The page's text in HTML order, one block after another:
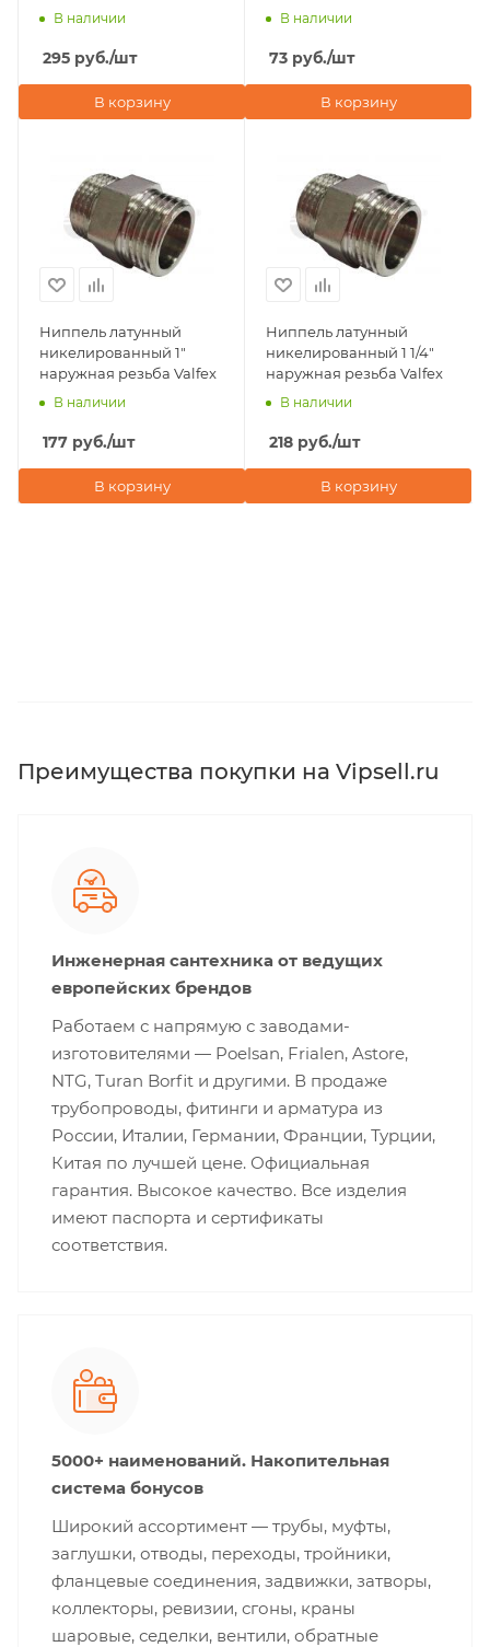
1/2"х1" наружная резьба
В наличии
295 руб./шт
В корзину
В наличии
73 руб./шт
В корзину
Ниппель латунный
никелированный 1"
наружная резьба Valfex
В наличии
177 руб./шт
В корзину
Ниппель латунный
никелированный 1 1/4"
наружная резьба Valfex
В наличии
218 руб./шт
В корзину
Преимущества покупки на Vipsell.ru
Инженерная сантехника от ведущих
европейских брендов
Работаем с напрямую с заводами-
изготовителями — Poelsan, Frialen, Astore,
NTG, Turan Borfit и другими. В продаже
трубопроводы, фитинги и арматура из
России, Италии, Германии, Франции, Турции,
Китая по лучшей цене. Официальная
гарантия. Высокое качество. Все изделия
имеют паспорта и сертификаты
соответствия.
5000+ наименований. Накопительная
система бонусов
Широкий ассортимент — трубы, муфты,
заглушки, отводы, переходы, тройники,
фланцевые соединения, задвижки, затворы,
коллекторы, ревизии, сгоны, краны
шаровые, седелки, вентили, обратные